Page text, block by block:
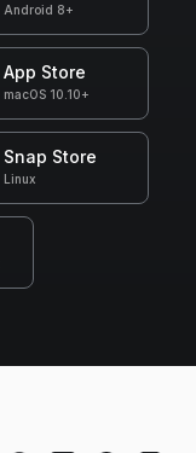
Android 8+
App Store
macOS 10.10+
Snap Store
Linux